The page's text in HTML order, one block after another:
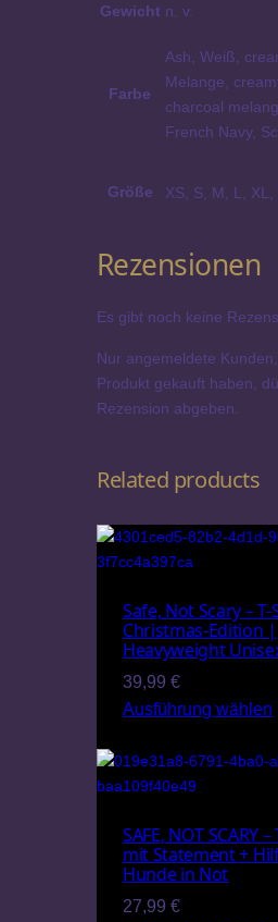
Gewicht n. v.
Farbe
Ash, Weiß,
Melange,
charcoal
French Navy,
Größe XS, S, M, L, XL,
Rezensionen
Es gibt noch keine
Nur angemeldete
Produkt gekauft haben,
Rezension abgeben.
Related products
Safe, Not Scary –
Christmas-Edition |
Heavyweight
39,99 €
Ausführung wählen
SAFE, NOT SCARY
mit Statement +
Hunde in Not
27,99 €